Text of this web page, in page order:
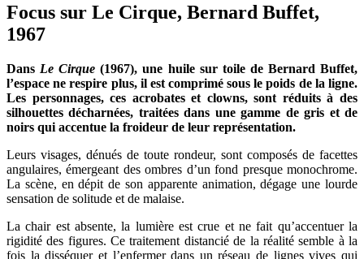
Focus sur Le Cirque, Bernard Buffet,
1967
Dans Le Cirque (1967), une huile sur toile de Bernard Buffet,
l’espace ne respire plus, il est comprimé sous le poids de la ligne.
Les personnages, ces acrobates et clowns, sont réduits à des
silhouettes décharnées, traitées dans une gamme de gris et de
noirs qui accentue la froideur de leur représentation.
Leurs visages, dénués de toute rondeur, sont composés de facettes
angulaires, émergeant des ombres d’un fond presque monochrome.
La scène, en dépit de son apparente animation, dégage une lourde
sensation de solitude et de malaise.
La chair est absente, la lumière est crue et ne fait qu’accentuer la
rigidité des figures. Ce traitement distancié de la réalité semble à la
fois la disséquer et l’enfermer dans un réseau de lignes vives qui